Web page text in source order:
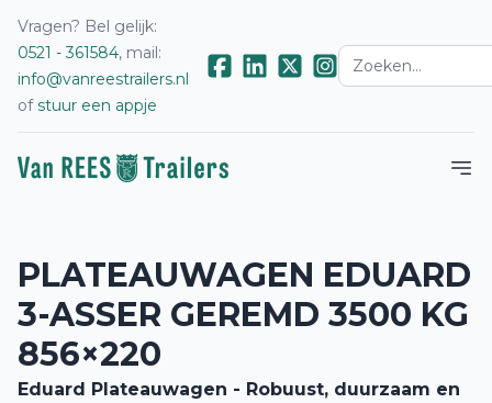
Vragen? Bel gelijk:
0521 - 361584, mail:
info@vanreestrailers.nl
ofstuur een appje
PLATEAUWAGEN EDUARD
3-ASSER GEREMD 3500 KG
856×220
Eduard Plateauwagen - Robuust, duurzaam en